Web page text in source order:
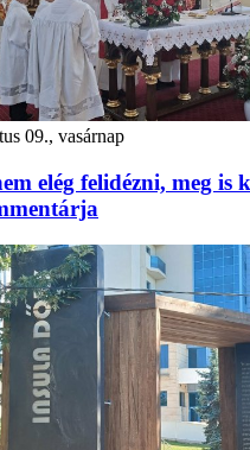
09., vasárnap
elég felidézni, meg is